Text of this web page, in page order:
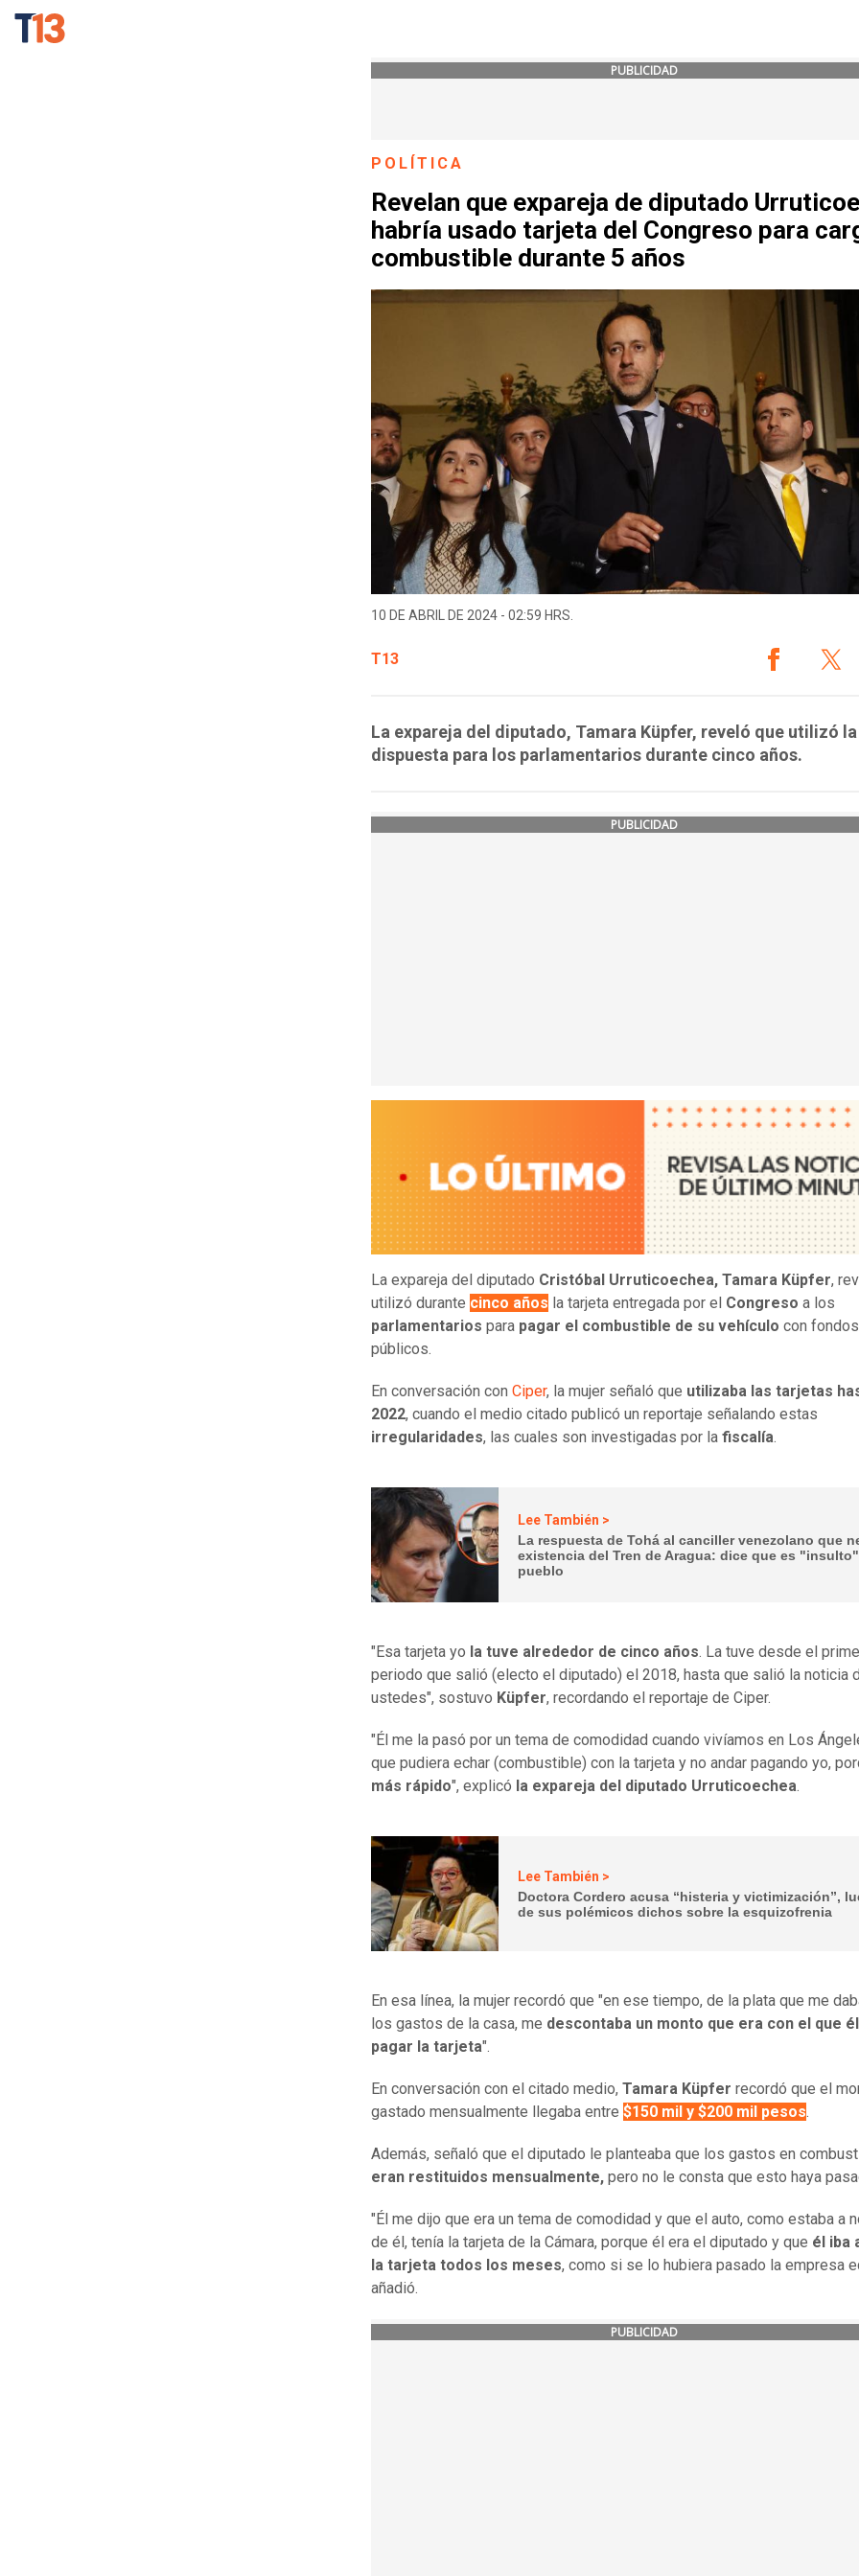
PUBLICIDAD
POLÍTICA
Revelan que expareja de diputado
habría usado tarjeta del Congreso para
combustible durante 5 años
10 DE ABRIL DE 2024 - 02:59 HRS.
T13
La expareja del diputado, Tamara Küpfer, reveló que utilizó
dispuesta para los parlamentarios durante cinco años.
PUBLICIDAD
La expareja del diputado Cristóbal Urruticoechea, Tamara Küpfer,
utilizó durante cinco años la tarjeta entregada por el Congreso a los
parlamentarios para pagar el combustible de su vehículo con fondos
públicos.
En conversación con Ciper, la mujer señaló que utilizaba las tarjetas
2022, cuando el medio citado publicó un reportaje señalando estas
irregularidades, las cuales son investigadas por la fiscalía.
Lee También >
La respuesta de Tohá al canciller venezolano que
existencia del Tren de Aragua: dice que es
pueblo
"Esa tarjeta yo la tuve alrededor de cinco años. La tuve desde el
periodo que salió (electo el diputado) el 2018, hasta que salió la noticia
ustedes", sostuvo Küpfer, recordando el reportaje de Ciper.
"Él me la pasó por un tema de comodidad cuando vivíamos en Los
que pudiera echar (combustible) con la tarjeta y no andar pagando yo,
más rápido", explicó la expareja del diputado Urruticoechea.
Lee También >
Doctora Cordero acusa “histeria y victimización”,
de sus polémicos dichos sobre la esquizofrenia
En esa línea, la mujer recordó que "en ese tiempo, de la plata que me
los gastos de la casa, me descontaba un monto que era con el que
pagar la tarjeta".
En conversación con el citado medio, Tamara Küpfer recordó que el
gastado mensualmente llegaba entre $150 mil y $200 mil pesos.
Además, señaló que el diputado le planteaba que los gastos en
eran restituidos mensualmente, pero no le consta que esto haya
"Él me dijo que era un tema de comodidad y que el auto, como estaba a
de él, tenía la tarjeta de la Cámara, porque él era el diputado y que él iba
la tarjeta todos los meses, como si se lo hubiera pasado la empresa
añadió.
PUBLICIDAD